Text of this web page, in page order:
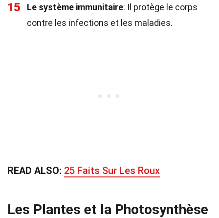
15 Le système immunitaire: Il protège le corps
contre les infections et les maladies.
READ ALSO: 25 Faits Sur Les Roux
Les Plantes et la Photosynthèse